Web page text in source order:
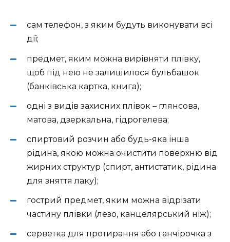
сам телефон, з яким будуть виконувати всі
дії;
предмет, яким можна вирівняти плівку,
щоб під нею не залишилося бульбашок
(банківська картка, книга);
одні з видів захисних плівок – глянсова,
матова, дзеркальна, гідрогелева;
спиртовий розчин або будь-яка інша
рідина, якою можна очистити поверхню від
жирних структур (спирт, антистатик, рідина
для зняття лаку);
гострий предмет, яким можна відрізати
частину плівки (лезо, канцелярський ніж);
серветка для протирання або ганчірочка з